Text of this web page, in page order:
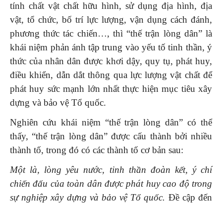
tính chất vật chất hữu hình, sử dụng địa hình, địa
vật, tổ chức, bố trí lực lượng, vận dụng cách đánh,
phương thức tác chiến…, thì “thế trận lòng dân” là
khái niệm phản ánh tập trung vào yếu tố tinh thần, ý
thức của nhân dân được khơi dậy, quy tụ, phát huy,
điều khiển, dẫn dắt thông qua lực lượng vật chất để
phát huy sức mạnh lớn nhất thực hiện mục tiêu xây
dựng và bảo vệ Tổ quốc.
Nghiên cứu khái niệm “thế trận lòng dân” có thể
thấy, “thế trận lòng dân” được cấu thành bởi nhiều
thành tố, trong đó có các thành tố cơ bản sau:
Một là, lòng yêu nước, tinh thần đoàn kết, ý chí
chiến đấu của toàn dân được phát huy cao độ trong
sự nghiệp xây dựng và bảo vệ Tổ quốc. Đề cập đến